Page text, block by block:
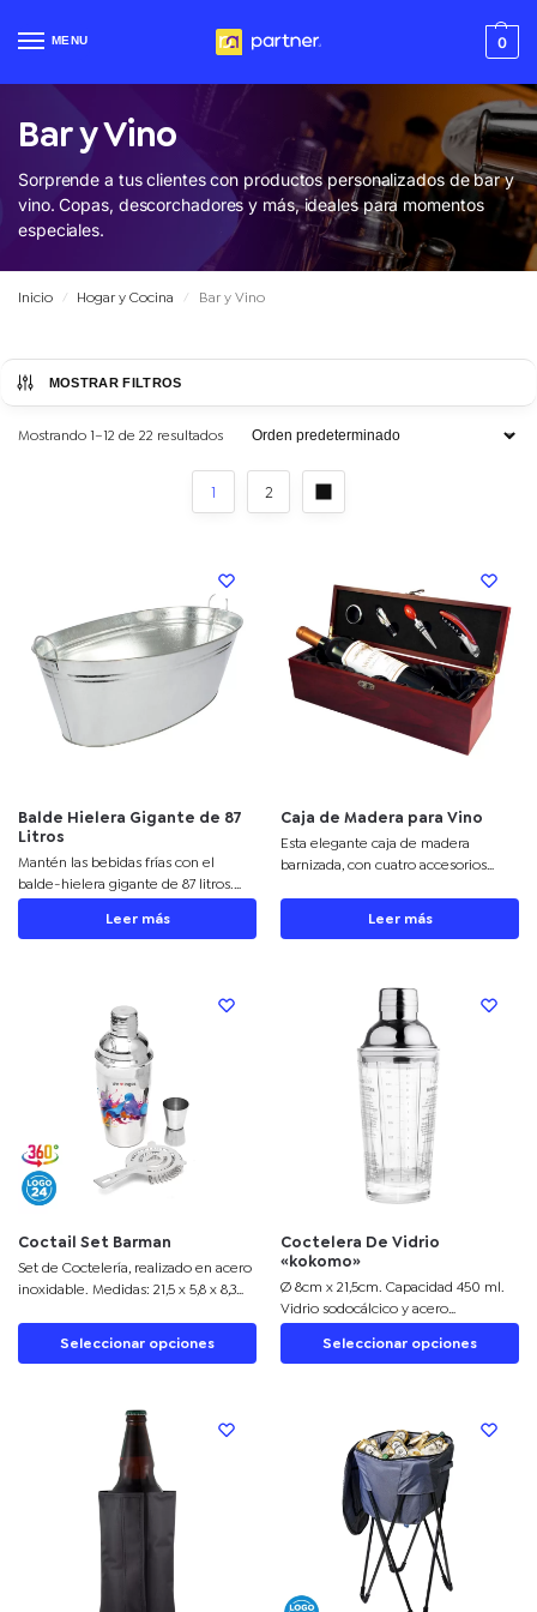
MENU 0
Bar y Vino
Sorprende a tus clientes con productos personalizados de bar y
vino. Copas, descorchadores y más, ideales para momentos
especiales.
Inicio / Hogar y Cocina / Bar y Vino
MOSTRAR FILTROS
Mostrando 1–12 de 22 resultados
1 2
Balde Hielera Gigante de 87
Litros
Mantén las bebidas frías con el
balde-hielera gigante de 87 litros.
Personaliza este accesorio de acero
galvanizado con tu logo.
Leer más
Caja de Madera para Vino
Esta elegante caja de madera
barnizada, con cuatro accesorios
terminaciones de madera, es el
regalo perfecto para impresionar a
en caoba y cuna satinada negra
aseguran una presentación de clase.
Leer más
Coctail Set Barman
Set de Coctelería, realizado en acero
inoxidable. Medidas: 21,5 x 5,8 x 8,3
Seleccionar opciones
Coctelera De Vidrio
«kokomo»
Ø 8cm x 21,5cm. Capacidad 450 ml.
Vidrio sodocálcico y acero
inoxidable. Coctelera de vidrio. Tapa
de acero 202 con junta de silicona.
Seleccionar opciones